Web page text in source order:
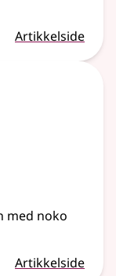
Artikkelside
med noko
Artikkelside